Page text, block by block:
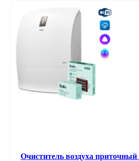
Очиститель воздуха